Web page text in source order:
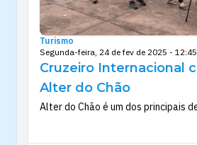
Turismo
Segunda-feira, 24 de fev de 2025 - 12:45
Cruzeiro Internacional
Alter do Chão
Alter do Chão é um dos principais